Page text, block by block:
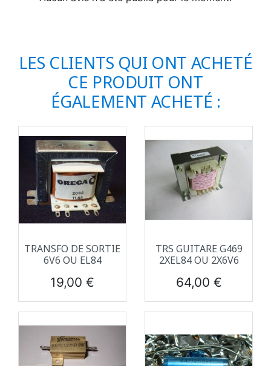
LES CLIENTS QUI ONT ACHETÉ
CE PRODUIT ONT
ÉGALEMENT ACHETÉ :
TRANSFO DE SORTIE
6V6 OU EL84
Prix
19,00 €
TRS GUITARE G469
2XEL84 OU 2X6V6
Prix
64,00 €